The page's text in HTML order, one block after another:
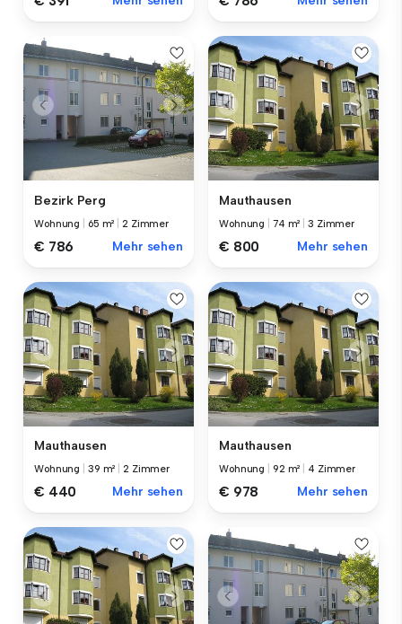
Bezirk Perg
Wohnung 65 m² |2 Zimmer
€ 786 Mehr sehen
Mauthausen
Wohnung 74 m² |3 Zimmer
€ 800 Mehr sehen
Mauthausen
Wohnung 39 m² |2 Zimmer
€ 440 Mehr sehen
Mauthausen
Wohnung 92 m² 4 Zimmer
€ 978 Mehr sehen